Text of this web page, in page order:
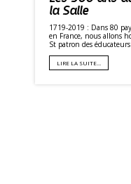
la Salle
1719-2019 : Dans 80
en France, nous allons
St patron des
LIRE LA SUITE…